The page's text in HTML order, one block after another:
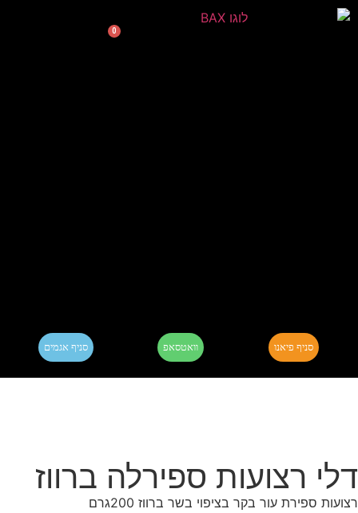
0
סניף פיאנו וואטסאפ סניף אגמים
דלי רצועות ספירלה ברווז
רצועות ספירת עור בקר בציפוי בשר ברווז 200גרם